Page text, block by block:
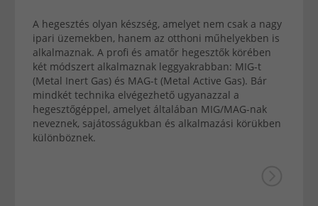
A hegesztés olyan készség, amelyet nem csak a nagy
ipari üzemekben, hanem az otthoni műhelyekben is
alkalmaznak. A profi és amatőr hegesztők körében
két módszert alkalmaznak leggyakrabban: MIG-t
(Metal Inert Gas) és MAG-t (Metal Active Gas). Bár
mindkét technika elvégezhető ugyanazzal a
hegesztőgéppel, amelyet általában MIG/MAG-nak
neveznek, sajátosságukban és alkalmazási körükben
különböznek.